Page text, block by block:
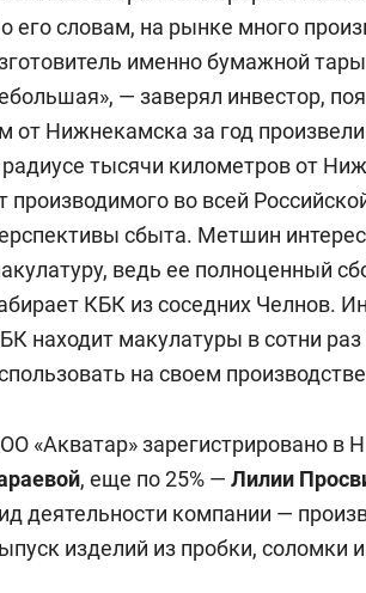
его словам, на рынке много
именно бумажной
— заверял инвестор,
от Нижнекамска за год
радиусе тысячи километров от
производимого во всей
сбыта. Метшин
ведь ее полноценный
КБК из соседних Челнов.
находит макулатуры в сотни
на своем
«Акватар» зарегистрировано
, еще по 25% — Лилии
деятельности компании —
изделий из пробки, соломки